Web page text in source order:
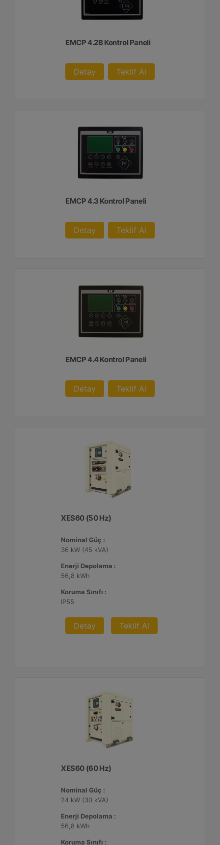
EMCP 4.2B Kontrol Paneli
Detay Teklif Al
EMCP 4.3 Kontrol Paneli
Detay Teklif Al
EMCP 4.4 Kontrol Paneli
Detay Teklif Al
XES60 (50 Hz)
Nominal Güç :
36 kW (45 kVA)
Enerji Depolama :
56,8 kWh
Koruma Sınıfı :
IP55
Detay Teklif Al
XES60 (60 Hz)
Nominal Güç :
24 kW (30 kVA)
Enerji Depolama :
56,8 kWh
Koruma Sınıfı :